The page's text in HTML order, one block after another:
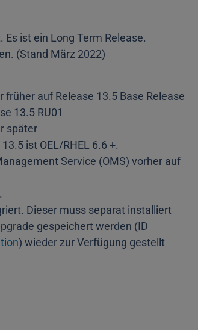
ist ein Long Term Release.
(Stand März 2022)
früher auf Release 13.5 Base Release
13.5 RU01
später
ist OEL/RHEL 6.6 +.
Service (OMS) vorher auf
Dieser muss separat installiert
gespeichert werden (ID
) wieder zur Verfügung gestellt